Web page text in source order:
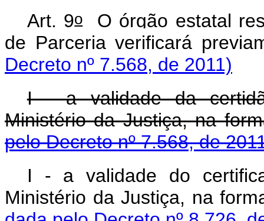
Art. 9oO órgão estatal
de Parceria verificará
Decreto nº 7.568, de 2011)
I - a validade da
Ministério da Justiça, na
pelo Decreto nº 7.568, de
I - a validade do
Ministério da Justiça, na